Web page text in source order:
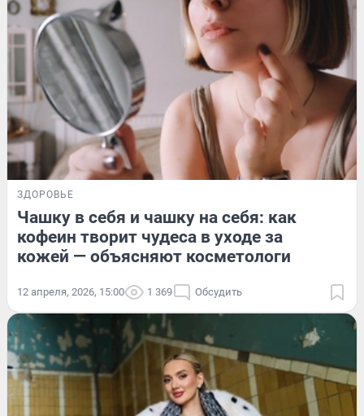
ЗДОРОВЬЕ
Чашку в себя и чашку на себя: как
кофеин творит чудеса в уходе за
кожей — объясняют косметологи
12 апреля, 2026, 15:00 1 369 Обсудить